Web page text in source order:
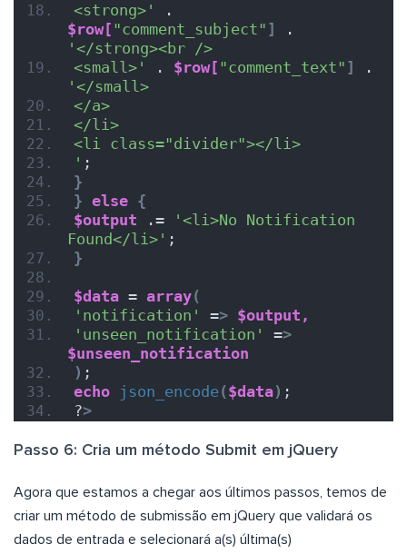
<strong>'
$row[ "comment_subject" ]
'</strong><br />
<small>'
. $row[ "comment_text" ]
'</small>
</a>
</li>
<li class="divider"></li>
' ;
}
} else {
$output .=
'<li>No Notification
Found</li>' ;
}
$data = array(
'notification'
=> $output,
'unseen_notification'
=>
$unseen_notification
) ;
echo json_encode($data) ;
?>
Passo 6: Cria um método Submit em jQuery
Agora que estamos a chegar aos últimos passos, temos de
criar um método de submissão em jQuery que validará os
dados de entrada e selecionará a(s) última(s)